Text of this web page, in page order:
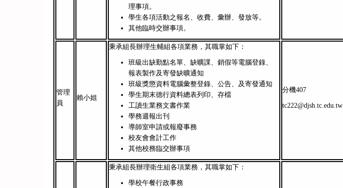
理事項。
學生各項活動之報名、收費、彙辦、發放等。
其他臨時交辦事項。
管理
員
賴小姐
秉承組長辦理生輔組各項業務，其職掌如下：
班級出缺勤點名單、缺曠課、銷假等電腦登錄、
報表製作及寄發缺曠通知
班級獎懲資料電腦彙整登錄、公告、及寄發通知
學生期末德行資料總表列印、存檔
工讀生業務文書作業
學務週報出刊
導師室申請或報廢事務
校友會會計工作
其他校務臨交辦事項
分機407
tc222@djsh.tc.edu.tw
秉承組長辦理衛生組各項業務，其職掌如下：
學校午餐行政事務